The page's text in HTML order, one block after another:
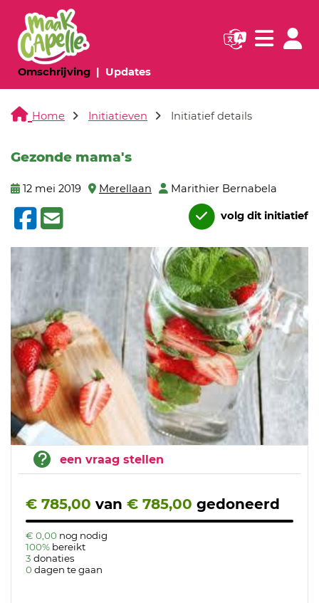
Omschrijving(huidige pagina)
Updates(huidige pagina)
Navigatie
Home Initiatieven Initiatief details
Gezonde mama's
12 mei 2019 Merellaan Marithier Bernabela
volg dit initiatief
een vraag stellen
€ 785,00 van € 785,00 gedoneerd
€ 0,00 nog nodig
100% bereikt
3 donaties
0 dagen te gaan